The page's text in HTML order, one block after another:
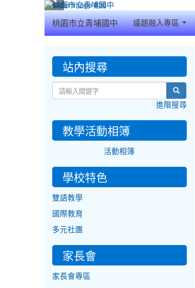
桃園市立青埔國中 議題融入專區
::: 站內搜尋
search
進階搜尋
教學活動相簿
活動相簿
學校特色
雙語教學
國際教育
多元社團
家長會
家長會專區